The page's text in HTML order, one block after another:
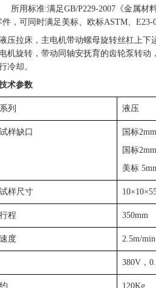
所用标准:满足GB/P229-2007《金属
件，可同时满足美标、欧标ASTM、E23-
压拉床， 主电机带动螺母旋转丝杠上下
机旋转，带动同轴安抚育的齿轮泵转动
冷却。
术参数
系列 液压
样缺口
国标
国标
美标
样尺寸
程 350mm
度 2.5m/min
380V，
120Kg